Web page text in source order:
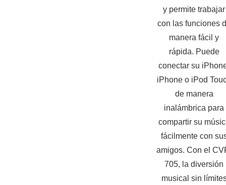
y permite trabajar
con las funciones
manera fácil y
rápida. Puede
conectar su
iPhone o iPod
de manera
inalámbrica para
compartir su
fácilmente con
amigos. Con el
705, la diversión
musical sin